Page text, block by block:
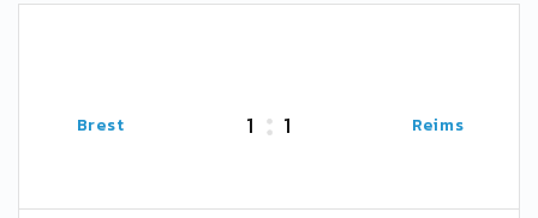
Brest 1 1 Reims